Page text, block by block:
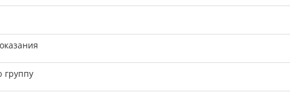
группу